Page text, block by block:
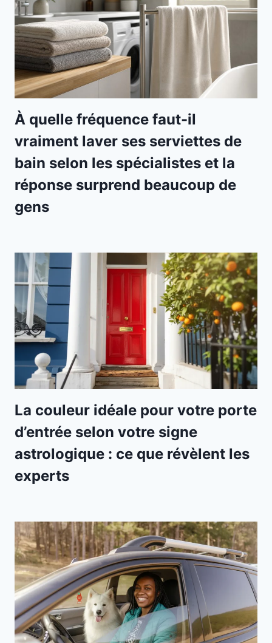
À quelle fréquence faut-il
vraiment laver ses serviettes de
bain selon les spécialistes et la
réponse surprend beaucoup de
gens
La couleur idéale pour votre porte
d’entrée selon votre signe
astrologique : ce que révèlent les
experts